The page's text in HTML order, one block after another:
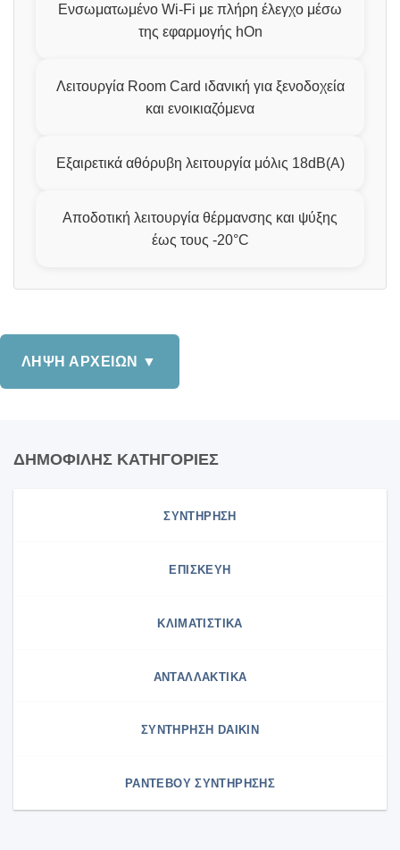
Ενσωματωμένο Wi-Fi με πλήρη έλεγχο μέσω
της εφαρμογής hOn
Λειτουργία Room Card ιδανική για ξενοδοχεία
και ενοικιαζόμενα
Εξαιρετικά αθόρυβη λειτουργία μόλις 18dB(A)
Αποδοτική λειτουργία θέρμανσης και ψύξης
έως τους -20°C
ΛΗΨΗ ΑΡΧΕΙΩΝ ▼
ΔΗΜΟΦΙΛΗΣ ΚΑΤΗΓΟΡΙΕΣ
ΣΥΝΤΗΡΗΣΗ
ΕΠΙΣΚΕΥΗ
ΚΛΙΜΑΤΙΣΤΙΚΑ
ΑΝΤΑΛΛΑΚΤΙΚΑ
ΣΥΝΤΉΡΗΣΗ DAIKIN
ΡΑΝΤΕΒΟΥ ΣΥΝΤΗΡΗΣΗΣ